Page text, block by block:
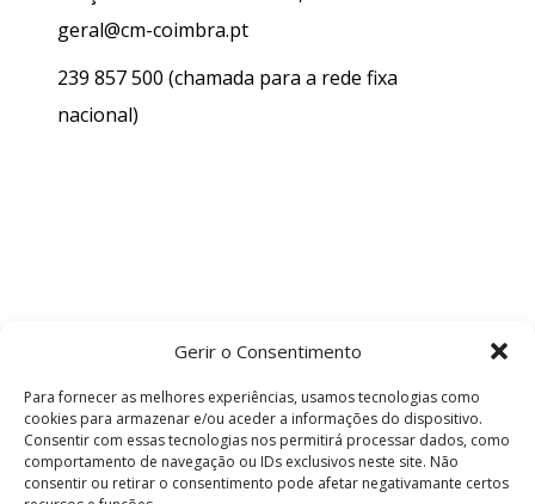
Gerir o Consentimento
Para fornecer as melhores experiências, usamos tecnologias como
cookies para armazenar e/ou aceder a informações do dispositivo.
Consentir com essas tecnologias nos permitirá processar dados, como
comportamento de navegação ou IDs exclusivos neste site. Não
consentir ou retirar o consentimento pode afetar negativamante certos
geral@cm-coimbra.pt
239 857 500 (chamada para a rede fixa
nacional)